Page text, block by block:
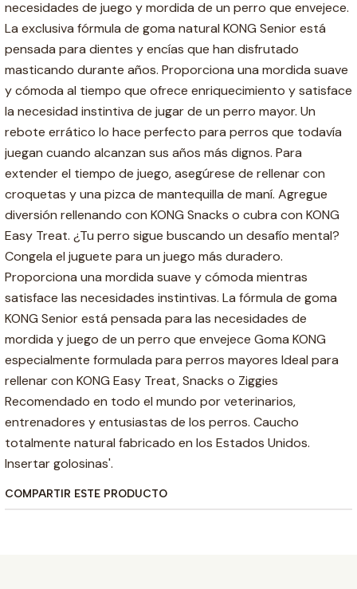
necesidades de juego y mordida de un perro que envejece.
La exclusiva fórmula de goma natural KONG Senior está
pensada para dientes y encías que han disfrutado
masticando durante años. Proporciona una mordida suave
y cómoda al tiempo que ofrece enriquecimiento y satisface
la necesidad instintiva de jugar de un perro mayor. Un
rebote errático lo hace perfecto para perros que todavía
juegan cuando alcanzan sus años más dignos. Para
extender el tiempo de juego, asegúrese de rellenar con
croquetas y una pizca de mantequilla de maní. Agregue
diversión rellenando con KONG Snacks o cubra con KONG
Easy Treat. ¿Tu perro sigue buscando un desafío mental?
Congela el juguete para un juego más duradero.
Proporciona una mordida suave y cómoda mientras
satisface las necesidades instintivas. La fórmula de goma
KONG Senior está pensada para las necesidades de
mordida y juego de un perro que envejece Goma KONG
especialmente formulada para perros mayores Ideal para
rellenar con KONG Easy Treat, Snacks o Ziggies
Recomendado en todo el mundo por veterinarios,
entrenadores y entusiastas de los perros. Caucho
totalmente natural fabricado en los Estados Unidos.
Insertar golosinas'.
COMPARTIR ESTE PRODUCTO